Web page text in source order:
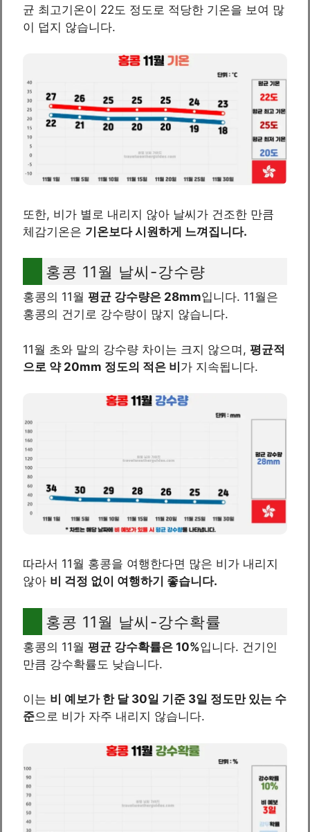
균 최고기온이 22도 정도로 적당한 기온을 보여 많
이 덥지 않습니다.
또한, 비가 별로 내리지 않아 날씨가 건조한 만큼
체감기온은 기온보다 시원하게 느껴집니다.
홍콩 11월 날씨-강수량
홍콩의 11월 평균 강수량은 28mm입니다. 11월은
홍콩의 건기로 강수량이 많지 않습니다.
11월 초와 말의 강수량 차이는 크지 않으며, 평균적
으로 약 20mm 정도의 적은 비가 지속됩니다.
따라서 11월 홍콩을 여행한다면 많은 비가 내리지
않아 비 걱정 없이 여행하기 좋습니다.
홍콩 11월 날씨-강수확률
홍콩의 11월 평균 강수확률은 10%입니다. 건기인
만큼 강수확률도 낮습니다.
이는 비 예보가 한 달 30일 기준 3일 정도만 있는 수
준으로 비가 자주 내리지 않습니다.